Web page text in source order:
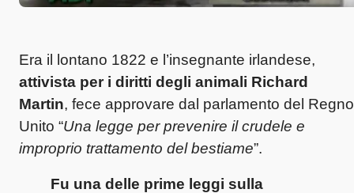
Era il lontano 1822 e l’insegnante irlandese,
attivista per i diritti degli animali Richard
Martin, fece approvare dal parlamento del Regno
Unito “Una legge per prevenire il crudele e
improprio trattamento del bestiame”.
Fu una delle prime leggi sulla